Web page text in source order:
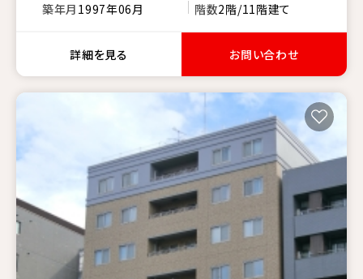
築年月 1997年06月 階数2階/11階建て
詳細を見る お問い合わせ